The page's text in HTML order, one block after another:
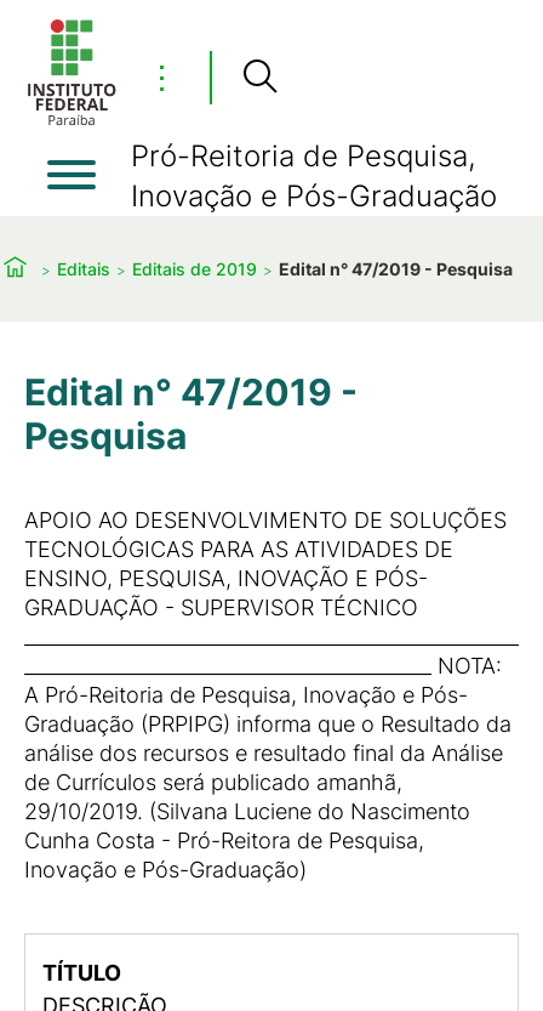
⋮
Pró-Reitoria de Pesquisa,
Inovação e Pós-Graduação
Editais Editais de 2019 Edital n° 47/2019 - Pesquisa
Edital n° 47/2019 -
Pesquisa
APOIO AO DESENVOLVIMENTO DE SOLUÇÕES
TECNOLÓGICAS PARA AS ATIVIDADES DE
ENSINO, PESQUISA, INOVAÇÃO E PÓS-
GRADUAÇÃO - SUPERVISOR TÉCNICO
__________________________________________ NOTA:
A Pró-Reitoria de Pesquisa, Inovação e Pós-
Graduação (PRPIPG) informa que o Resultado da
análise dos recursos e resultado final da Análise
de Currículos será publicado amanhã,
29/10/2019. (Silvana Luciene do Nascimento
Cunha Costa - Pró-Reitora de Pesquisa,
Inovação e Pós-Graduação)
TÍTULO
DESCRIÇÃO